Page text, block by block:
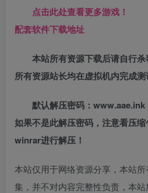
点击此处查看更多游戏！
配套软件下载地址
本站所有资源下载后请自行杀
所有资源站长均在虚拟机内完成测
默认解压密码：www.aae.ink
如果不是此解压密码，注意看压
winrar进行解压！
本站仅用于网络资源分享，本站
集，并不对内容完整性负责，本